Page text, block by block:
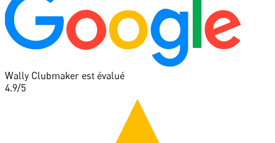
Wally Clubmaker est évalué
4.9/5